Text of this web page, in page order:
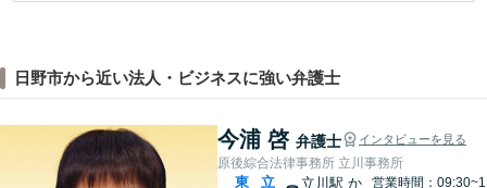
日野市から近い法人・ビジネスに強い弁護士
今浦 啓 弁護士 インタビューを見る
原後綜合法律事務所 立川事務所
東
立
立川駅 か
営業時間：09:30~1